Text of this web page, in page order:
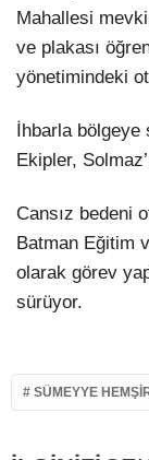
Mahallesi
ve plakası
yönetimindeki
İhbarla bölgeye
Ekipler,
Cansız bedeni
Batman Eğitim
olarak görev
sürüyor.
SÜMEYYE